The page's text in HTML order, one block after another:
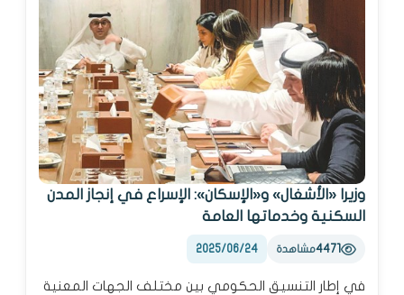
وزيرا «الأشغال» و«الإسكان»: الإسراع في إنجاز المدن
السكنية وخدماتها العامة
4471مشاهدة 2025/06/24
في إطار التنسيق الحكومي بين مختلف الجهات المعنية